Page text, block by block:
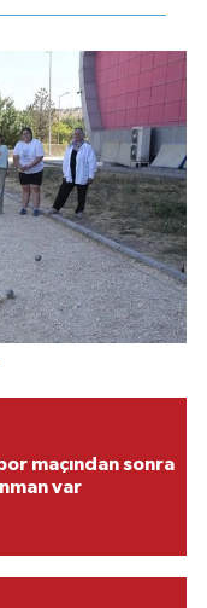
maçından sonra
var